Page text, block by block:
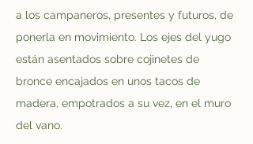
a los campaneros, presentes y futuros, de
ponerla en movimiento. Los ejes del yugo
están asentados sobre cojinetes de
bronce encajados en unos tacos de
madera, empotrados a su vez, en el muro
del vano.